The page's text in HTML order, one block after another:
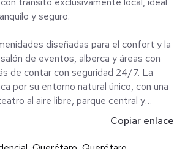
y seguro.
diseñadas para el confort y la
de eventos, alberca y áreas con
de contar con seguridad 24/7. La
por su entorno natural único, con una
al aire libre, parque central y
y calidad de vida.
un acceso ágil a los principales
Copiar enlace